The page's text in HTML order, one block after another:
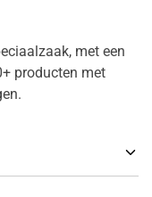
met een
producten met